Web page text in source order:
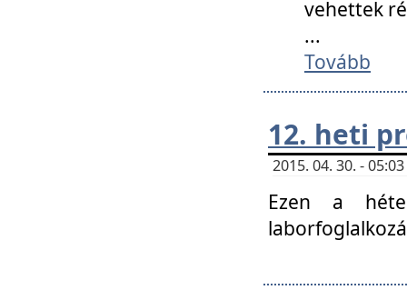
vehettek
...
Tovább
12. heti
2015. 04. 30. -
Ezen a